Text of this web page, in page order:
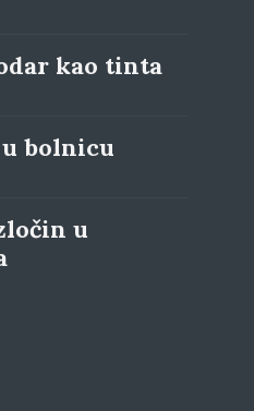
kao tinta
bolnicu
u